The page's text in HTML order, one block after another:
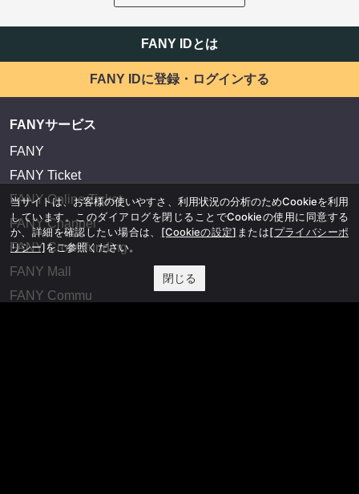
FANY IDとは
FANY IDに登録・ログインする
FANYサービス
FANY
FANY Ticket
FANY Online Ticket
FANY Channel
FANY Crowdfunding
FANY Mall
FANY Commu
当サイトは、お客様の使いやすさ、利用状況の分析のためCookieを利用
しています。このダイアログを閉じることでCookieの使用に同意する
か、詳細を確認したい場合は、 [Cookieの設定] または[プライバシーポ
リシー]をご参照ください。
閉じる